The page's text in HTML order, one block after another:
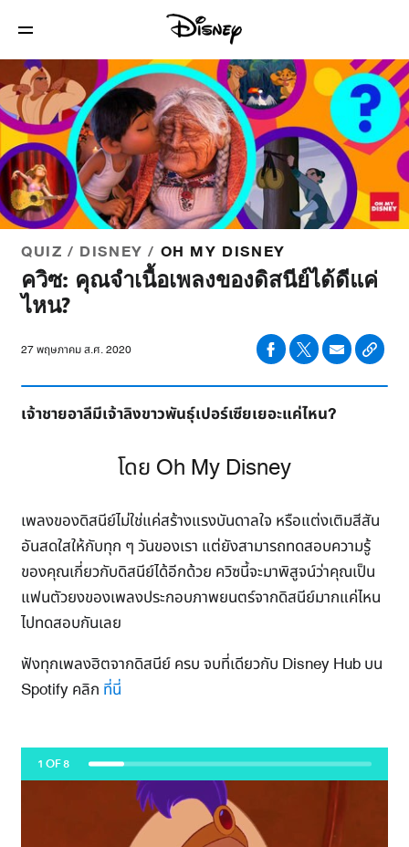
QUIZ / DISNEY / OH MY DISNEY
ควิซ: คุณจำเนื้อเพลงของดิสนีย์ได้ดีแค่
ไหน?
27 พฤษภาคม ส.ศ. 2020
เจ้าชายอาลีมีเจ้าลิงขาวพันธุ์เปอร์เซียเยอะแค่ไหน?
โดย Oh My Disney
เพลงของดิสนีย์ไม่ใช่แค่สร้างแรงบันดาลใจ หรือแต่งเติมสีสัน
อันสดใสให้กับทุก ๆ วันของเรา แต่ยังสามารถทดสอบความรู้
ของคุณเกี่ยวกับดิสนีย์ได้อีกด้วย ควิซนี้จะมาพิสูจน์ว่าคุณเป็น
แฟนตัวยงของเพลงประกอบภาพยนตร์จากดิสนีย์มากแค่ไหน
ไปทดสอบกันเลย
ฟังทุกเพลงฮิตจากดิสนีย์ ครบ จบที่เดียวกับ Disney Hub บน
Spotify คลิก ที่นี่